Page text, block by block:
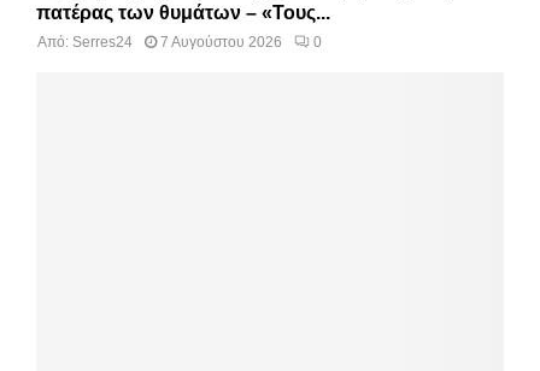
πατέρας των θυμάτων – «Τους...
Από: Serres24 7 Αυγούστου 2026 0